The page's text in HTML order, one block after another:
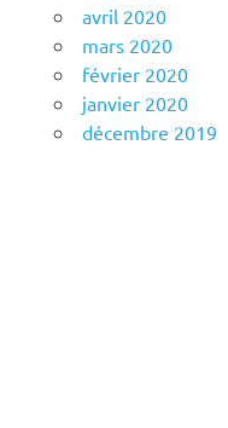
avril 2020
mars 2020
février 2020
janvier 2020
décembre 2019